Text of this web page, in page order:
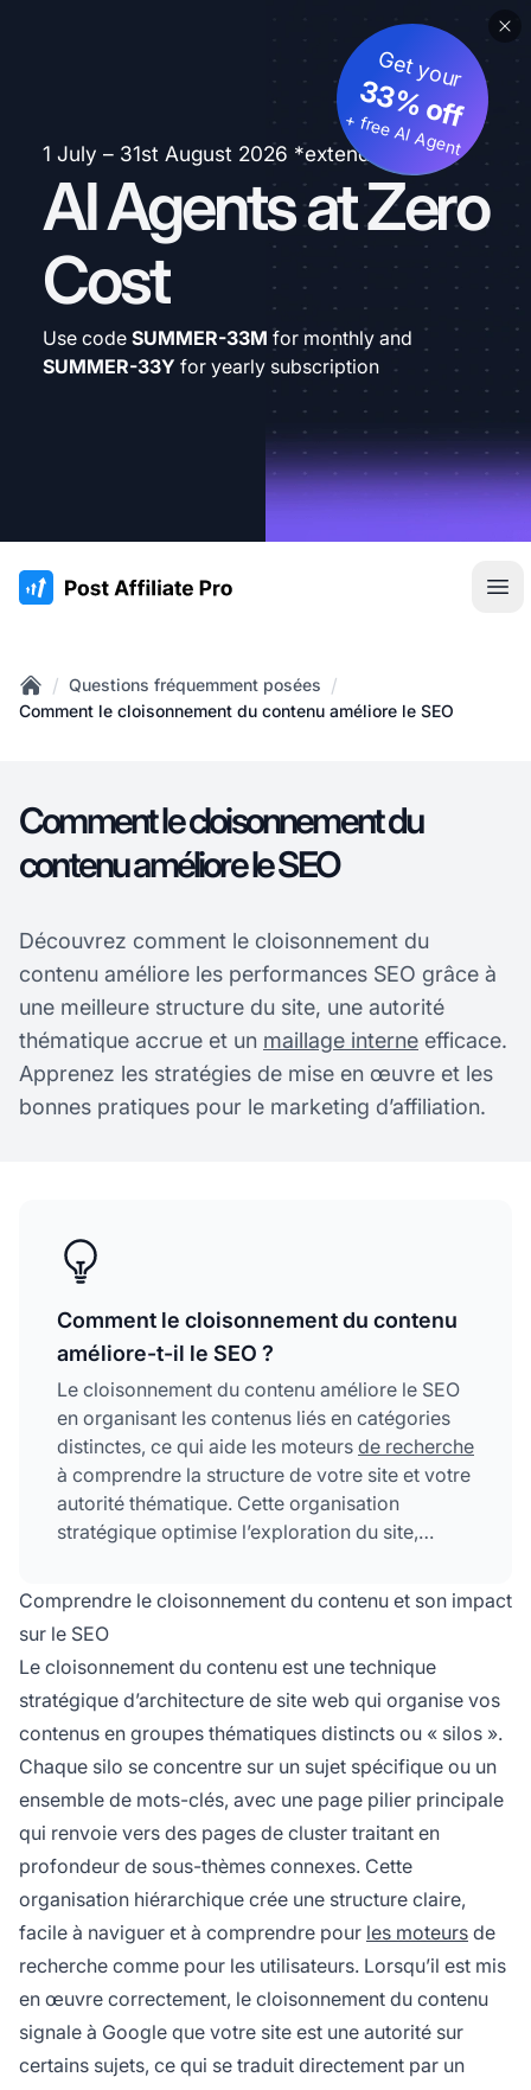
1 July – 31st August 2026 *extended
AI Agents at Zero
Cost
Get your
33% off
+ free AI Agent
Use code SUMMER-33M for monthly and
SUMMER-33Y for yearly subscription
:site.title
Home
/ Questions fréquemment posées /
Comment le cloisonnement du contenu améliore le SEO
Comment le cloisonnement du
contenu améliore le SEO
Découvrez comment le cloisonnement du
contenu améliore les performances SEO grâce à
une meilleure structure du site, une autorité
thématique accrue et un maillage interne efficace.
Apprenez les stratégies de mise en œuvre et les
bonnes pratiques pour le marketing d’affiliation.
Comment le cloisonnement du contenu
améliore-t-il le SEO ?
Le cloisonnement du contenu améliore le SEO
en organisant les contenus liés en catégories
distinctes, ce qui aide les moteurs de recherche
à comprendre la structure de votre site et votre
autorité thématique. Cette organisation
stratégique optimise l’exploration du site,
pertinence des mots-clés et offre une meilleure
expérience utilisateur—autant de facteurs
essentiels pris en compte par les moteurs de
recherche pour le classement.
Comprendre le cloisonnement du contenu et son impact
sur le SEO
Le cloisonnement du contenu est une technique
stratégique d’architecture de site web qui organise vos
contenus en groupes thématiques distincts ou « silos ».
Chaque silo se concentre sur un sujet spécifique ou un
ensemble de mots-clés, avec une page pilier principale
qui renvoie vers des pages de cluster traitant en
profondeur de sous-thèmes connexes. Cette
organisation hiérarchique crée une structure claire,
facile à naviguer et à comprendre pour les moteurs de
recherche comme pour les utilisateurs. Lorsqu’il est mis
en œuvre correctement, le cloisonnement du contenu
signale à Google que votre site est une autorité sur
certains sujets, ce qui se traduit directement par un